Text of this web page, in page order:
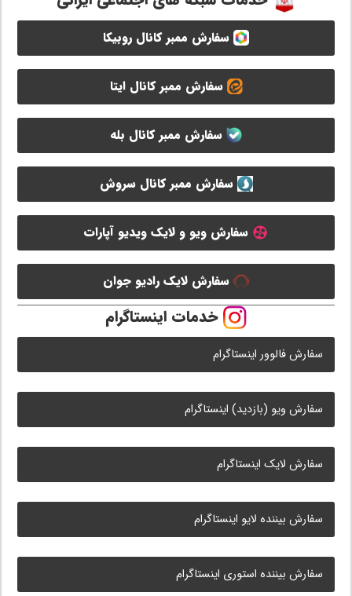
سفارش ممبر کانال روبیکا
سفارش ممبر کانال ایتا
سفارش ممبر کانال بله
سفارش ممبر کانال سروش
سفارش ویو و لایک ویدیو آپارات
سفارش لایک رادیو جوان
خدمات اینستاگرام
سفارش فالوور اینستاگرام
سفارش ویو (بازدید) اینستاگرام
سفارش لایک اینستاگرام
سفارش بیننده لایو اینستاگرام
سفارش بیننده استوری اینستاگرام